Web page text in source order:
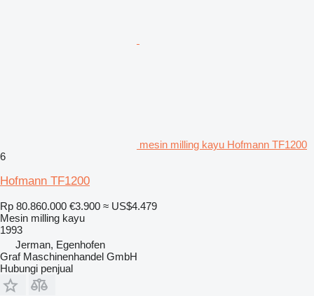
mesin milling kayu Hofmann TF1200
6
Hofmann TF1200
Rp 80.860.000 €3.900 ≈ US$4.479
Mesin milling kayu
1993
Jerman, Egenhofen
Graf Maschinenhandel GmbH
Hubungi penjual